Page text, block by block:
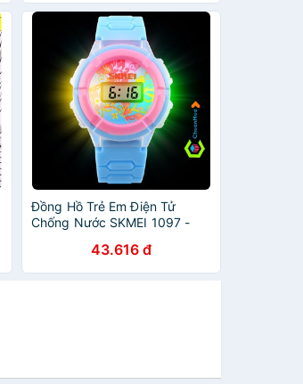
Đồng Hồ Trẻ Em Điện Tử
Chống Nước SKMEI 1097 -
43.616 đ